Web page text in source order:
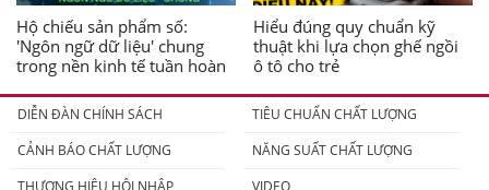
Hộ chiếu sản phẩm số:
'Ngôn ngữ dữ liệu' chung
trong nền kinh tế tuần hoàn
Hiểu đúng quy chuẩn kỹ
thuật khi lựa chọn ghế ngồi
ô tô cho trẻ
DIỄN ĐÀN CHÍNH SÁCH
TIÊU CHUẨN CHẤT LƯỢNG
CẢNH BÁO CHẤT LƯỢNG
NĂNG SUẤT CHẤT LƯỢNG